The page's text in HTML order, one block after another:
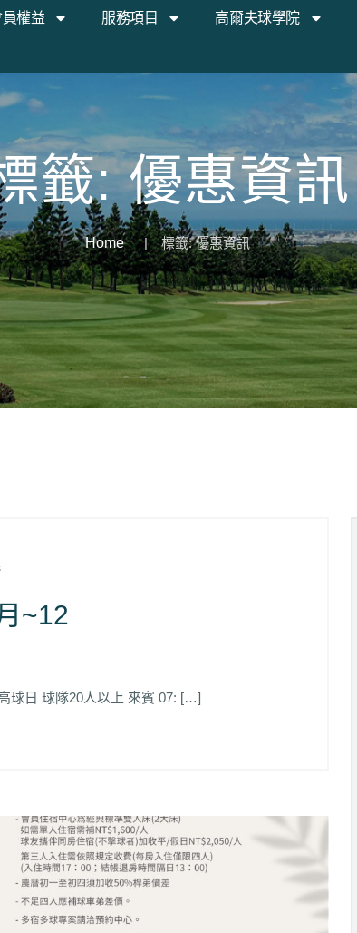
權益 服務項目 高爾夫球學院
籤:優惠資訊
Home 標籤:優惠資訊
~12
球日 球隊20人以上 來賓 07: […]